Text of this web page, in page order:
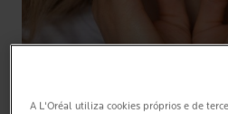
A L'Oréal utiliza cookies próprios e de